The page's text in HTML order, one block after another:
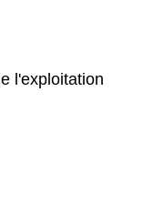
l'exploitation